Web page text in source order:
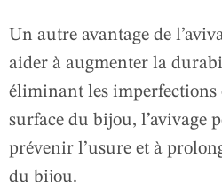
Un autre avantage de
aider à augmenter la
éliminant les imperfections
surface du bijou, l’avivage
prévenir l’usure et à
du bijou.